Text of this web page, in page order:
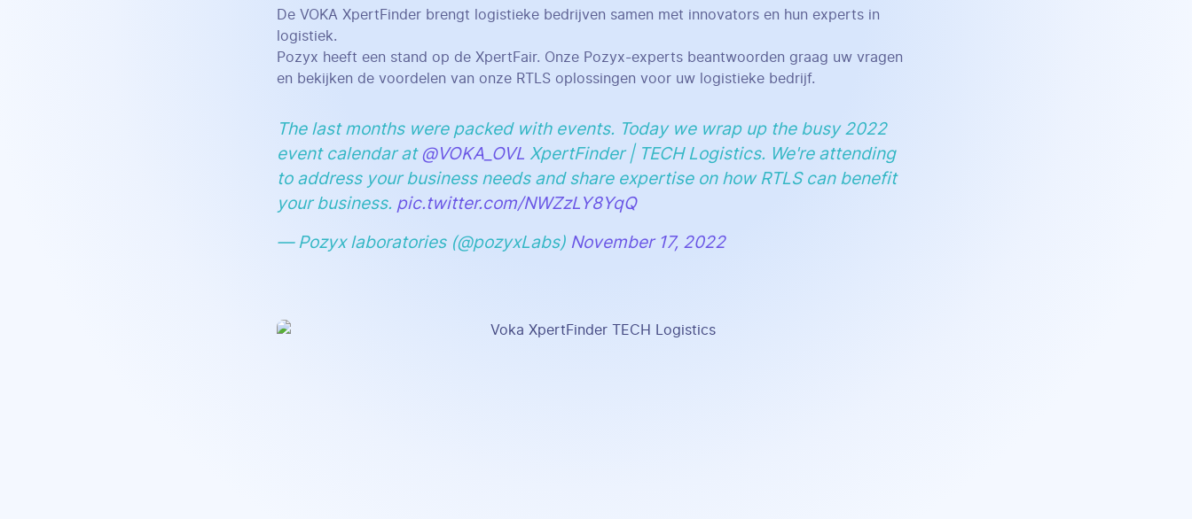
De VOKA XpertFinder brengt logistieke bedrijven samen met innovators en hun experts in
logistiek.
Pozyx heeft een stand op de XpertFair. Onze Pozyx-experts beantwoorden graag uw vragen
en bekijken de voordelen van onze RTLS oplossingen voor uw logistieke bedrijf.
The last months were packed with events. Today we wrap up the busy 2022
event calendar at @VOKA_OVL XpertFinder | TECH Logistics. We're attending
to address your business needs and share expertise on how RTLS can benefit
your business. pic.twitter.com/NWZzLY8YqQ
— Pozyx laboratories (@pozyxLabs) November 17, 2022